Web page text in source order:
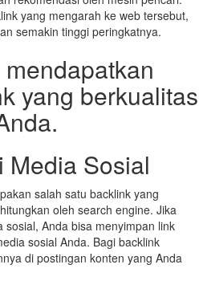
yang mengarah ke web tersebut,
semakin tinggi peringkatnya.
yang berkualitas
Media Sosial
salah satu backlink yang
oleh search engine. Jika
Anda bisa menyimpan link
sosial Anda. Bagi backlink
di postingan konten yang Anda